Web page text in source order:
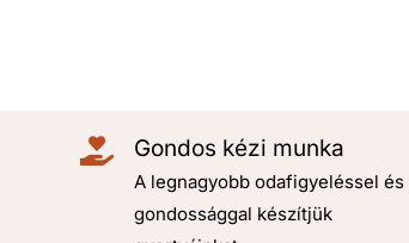
Gondos kézi munka
A legnagyobb odafigyeléssel és
gondossággal készítjük